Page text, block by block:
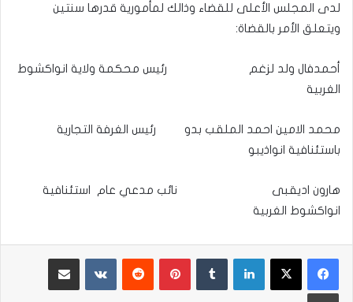
لدى المجلس الأعلى للقضاء وذالك لمأمورية قدرها سنتين
ويتعلق الأمر بالقضاة:
أحمدفال ولد لزغم رئيس محكمة ولاية انواكشوط
الغربية
محمد الامين احمد الملقب بدو رئيس الغرفة التجارية
باستئنافية انواذيبو
هارون اديقبى نائب مدعي عام استئنافية
انواكشوط الغربية
لينكدإن بينتيريست مشاركة عبر البريد
طباعة